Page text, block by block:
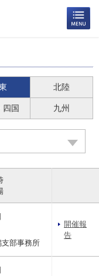
北陸
四国 九州
支部事務所
開催報
告